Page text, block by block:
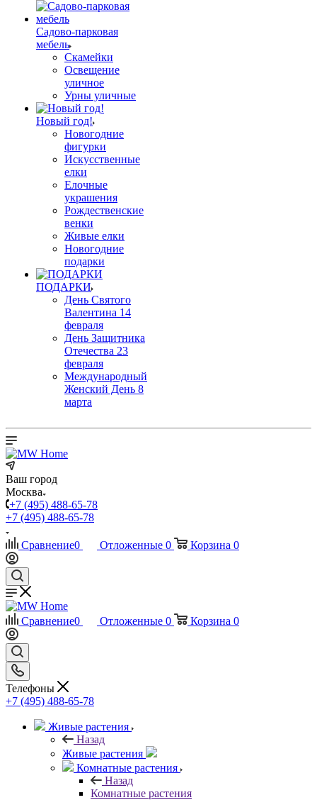
Садово-парковая
мебель
Скамейки
Освещение
уличное
Урны уличные
Новый год!
Новогодние
фигурки
Искусственные
елки
Елочные
украшения
Рождественские
венки
Живые елки
Новогодние
подарки
ПОДАРКИ
День Святого
Валентина 14
февраля
День Защитника
Отечества 23
февраля
Международный
Женский День 8
марта
Ваш город
Москва
+7 (495) 488-65-78
+7 (495) 488-65-78
Сравнение0 Отложенные 0 Корзина 0
Сравнение0 Отложенные 0 Корзина 0
Телефоны
+7 (495) 488-65-78
Живые растения
Назад
Живые растения
Комнатные растения
Назад
Комнатные растения